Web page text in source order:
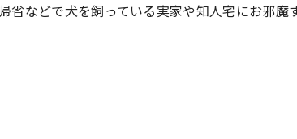
省などで犬を飼っている実家や知人宅にお邪魔